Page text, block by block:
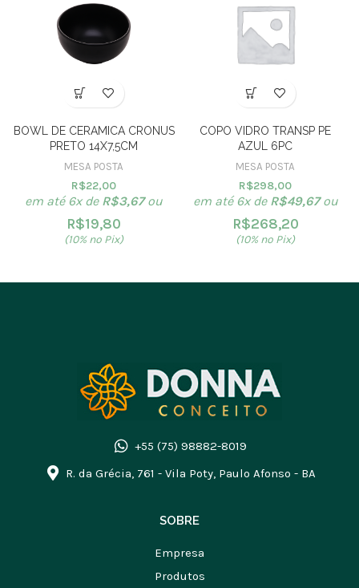
BOWL DE CERAMICA CRONUS
PRETO 14X7,5CM
MESA POSTA
R$22,00
em até 6x de R$3,67ou
R$19,80
(10% no Pix)
COPO VIDRO TRANSP PE
AZUL 6PC
MESA POSTA
R$298,00
em até 6x de R$49,67ou
R$268,20
(10% no Pix)
+55 (75) 98882-8019
R. da Grécia, 761 - Vila Poty, Paulo Afonso - BA
SOBRE
Empresa
Produtos